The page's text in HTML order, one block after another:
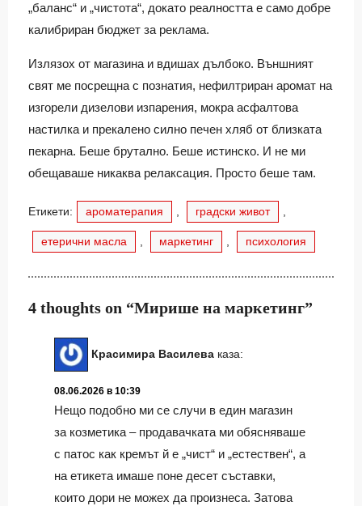
„баланс“ и „чистота“, докато реалността е само добре
калибриран бюджет за реклама.
Излязох от магазина и вдишах дълбоко. Външният
свят ме посрещна с познатия, нефилтриран аромат на
изгорели дизелови изпарения, мокра асфалтова
настилка и прекалено силно печен хляб от близката
пекарна. Беше брутално. Беше истинско. И не ми
обещаваше никаква релаксация. Просто беше там.
Етикети: ароматерапия градски живот
етерични масла маркетинг психология
4 thoughts on “Мирише на маркетинг”
Красимира Василева каза:
08.06.2026 в 10:39
Нещо подобно ми се случи в един магазин
за козметика – продавачката ми обясняваше
с патос как кремът й е „чист“ и „естествен“, а
на етикета имаше поне десет съставки,
които дори не можех да произнеса. Затова